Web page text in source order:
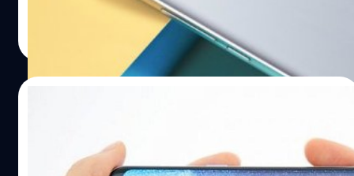
| 3391 days ago
เปิดตัวต่อไป ในปี 2017 นี้